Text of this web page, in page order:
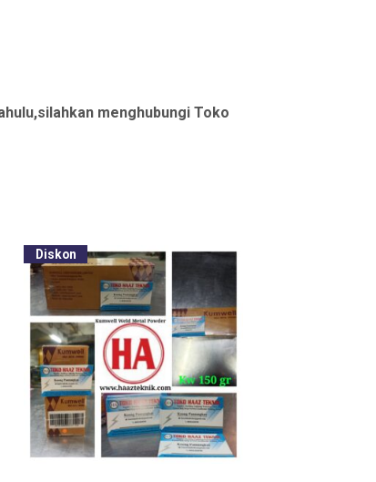
menghubungi Toko
Diskon